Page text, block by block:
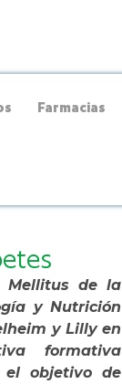
Farmacias
Mellitus de la
y Nutrición
y Lilly en
formativa
el objetivo de